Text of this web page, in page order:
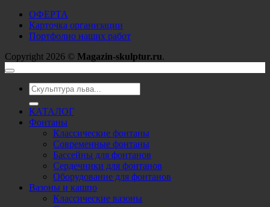
ОФЕРТА
Карточка организации
Портфолио наших работ
Copyright 2026 © Magazin-skulptur.ru.
Искать:
КАТАЛОГ
Фонтаны
Классические фонтаны
Современные фонтаны
Бассейны для фонтанов
Сердечники для фонтанов
Оборудование для фонтанов
Вазоны и кашпо
Классические вазоны